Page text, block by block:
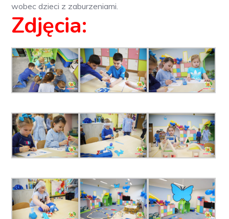
wobec dzieci z zaburzeniami.
Zdjęcia: